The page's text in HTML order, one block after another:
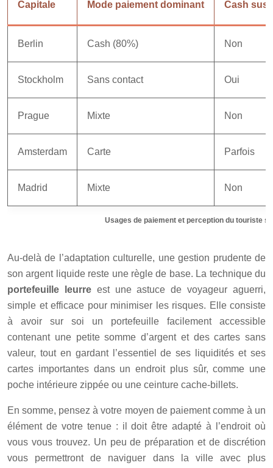
Usages de paiement et perception du touriste
Capitale Mode paiement dominant Cash
Berlin Cash (80%) Non
Stockholm Sans contact Oui
Prague Mixte Non
Amsterdam Carte Parfois
Madrid Mixte Non
Au-delà de l’adaptation culturelle, une gestion prudente de
son argent liquide reste une règle de base. La technique du
portefeuille leurreest une astuce de voyageur aguerri,
simple et efficace pour minimiser les risques. Elle consiste
à avoir sur soi un portefeuille facilement accessible
contenant une petite somme d’argent et des cartes sans
valeur, tout en gardant l’essentiel de ses liquidités et ses
cartes importantes dans un endroit plus sûr, comme une
poche intérieure zippée ou une ceinture cache-billets.
En somme, pensez à votre moyen de paiement comme à un
élément de votre tenue : il doit être adapté à l’endroit où
vous vous trouvez. Un peu de préparation et de discrétion
vous permettront de naviguer dans la ville avec plus